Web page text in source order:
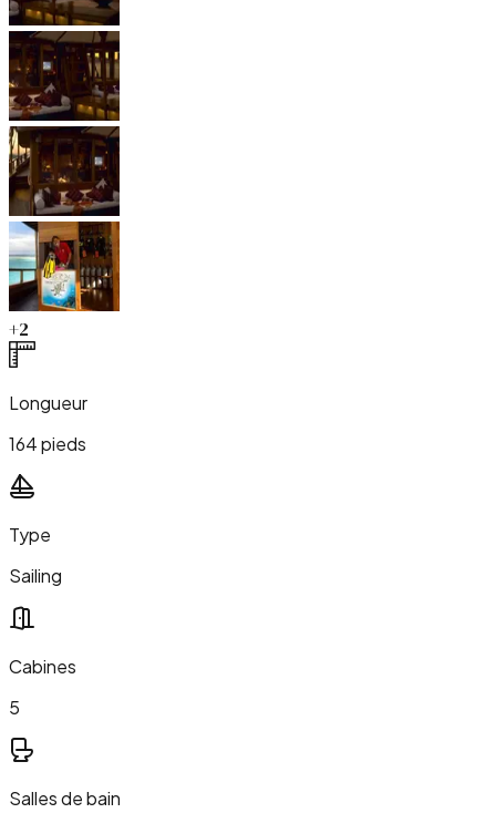
+2
Longueur
164 pieds
Type
Sailing
Cabines
5
Salles de bain